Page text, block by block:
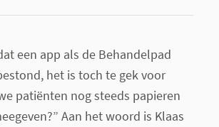
een app als de Behandelpad
het is toch te gek voor
patiënten nog steeds papieren
Aan het woord is Klaas